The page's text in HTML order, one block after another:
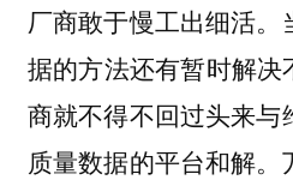
厂商敢于慢工出细活
据的方法还有暂时解
商就不得不回过头来与
质量数据的平台和解